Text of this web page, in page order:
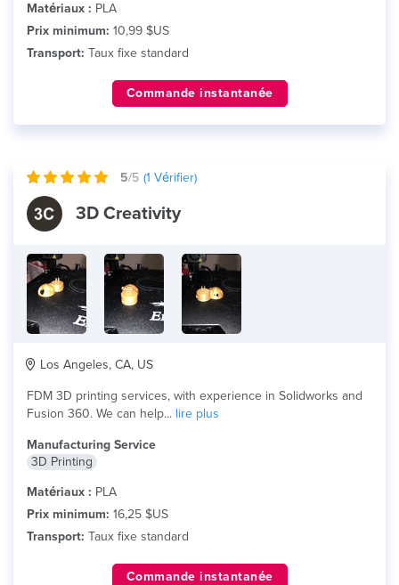
Matériaux : PLA
Prix minimum: 10,99 $US
Transport: Taux fixe standard
Commande instantanée
5/5 (1 Vérifier)
3D Creativity
Los Angeles, CA, US
FDM 3D printing services, with experience in Solidworks and
Fusion 360. We can help... lire plus
Manufacturing Service
3D Printing
Matériaux : PLA
Prix minimum: 16,25 $US
Transport: Taux fixe standard
Commande instantanée